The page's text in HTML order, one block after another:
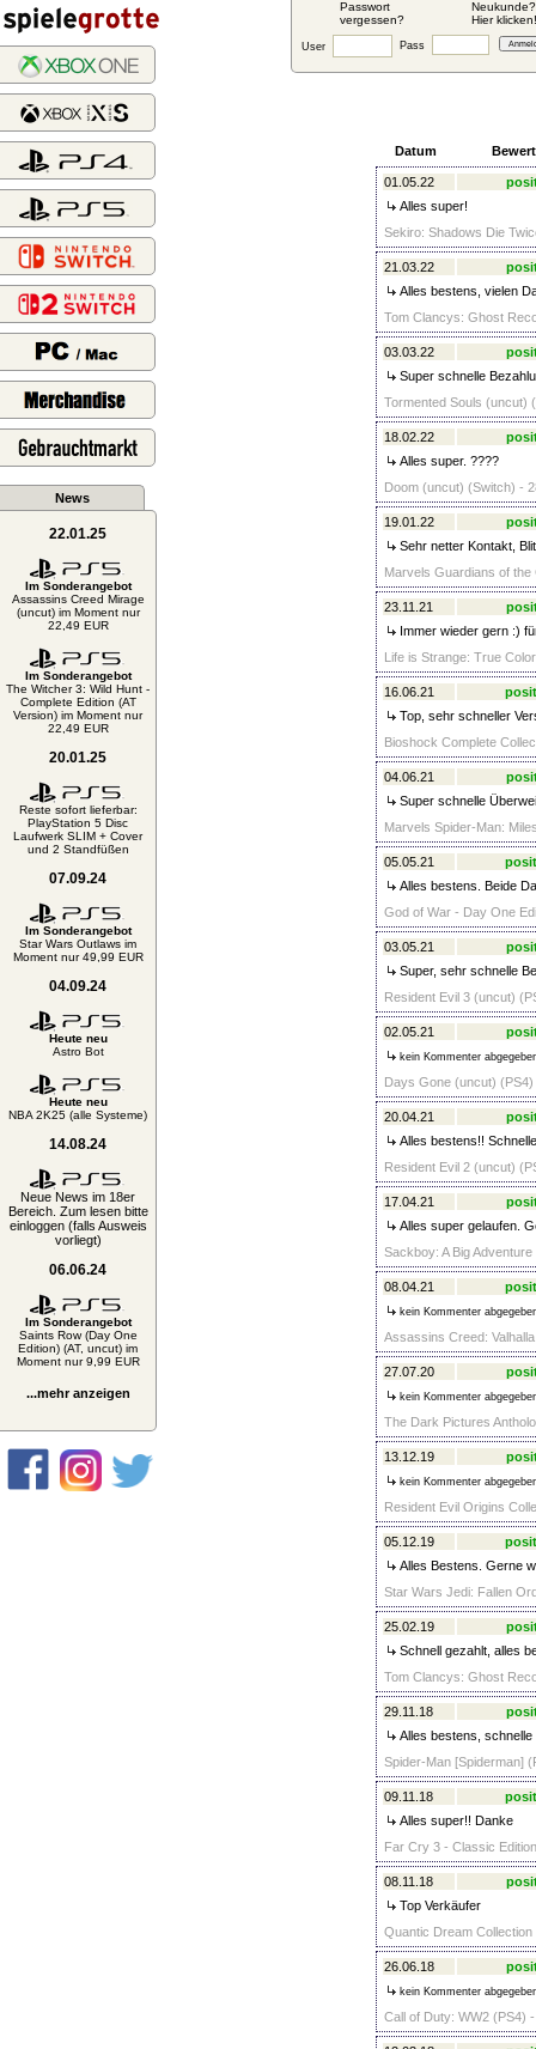
Passwort
vergessen?
Neukunde?
Hier klicken!
User Pass
News
22.01.25
Im Sonderangebot
Assassins Creed Mirage
(uncut) im Moment nur
22,49 EUR
Im Sonderangebot
The Witcher 3: Wild Hunt -
Complete Edition (AT
Version) im Moment nur
22,49 EUR
20.01.25
Reste sofort lieferbar:
PlayStation 5 Disc
Laufwerk SLIM + Cover
und 2 Standfüßen
07.09.24
Im Sonderangebot
Star Wars Outlaws im
Moment nur 49,99 EUR
04.09.24
Heute neu
Astro Bot
Heute neu
NBA 2K25 (alle Systeme)
14.08.24
Neue News im 18er
Bereich. Zum lesen bitte
einloggen (falls Ausweis
vorliegt)
06.06.24
Im Sonderangebot
Saints Row (Day One
Edition) (AT, uncut) im
Moment nur 9,99 EUR
...mehr anzeigen
Datum
01.05.22
Alles super!
Sekiro: Shadows Die
21.03.22
Alles bestens, vielen
Tom Clancys: Ghost
03.03.22
Super schnelle
Tormented Souls (uncut)
18.02.22
Alles super. ????
Doom (uncut) (Switch) -
19.01.22
Sehr netter Kontakt,
Marvels Guardians of
23.11.21
Immer wieder gern :)
Life is Strange: True
16.06.21
Top, sehr schneller
Bioshock Complete
04.06.21
Super schnelle
Marvels Spider-Man:
05.05.21
Alles bestens. Beide
God of War - Day One
03.05.21
Super, sehr schnelle
Resident Evil 3 (uncut)
02.05.21
kein Kommenter
Days Gone (uncut)
20.04.21
Alles bestens!!
Resident Evil 2 (uncut)
17.04.21
Alles super gelaufen.
Sackboy: A Big
08.04.21
kein Kommenter
Assassins Creed:
27.07.20
kein Kommenter
The Dark Pictures
13.12.19
kein Kommenter
Resident Evil Origins
05.12.19
Alles Bestens. Gerne
Star Wars Jedi: Fallen
25.02.19
Schnell gezahlt, alles
Tom Clancys: Ghost
29.11.18
Alles bestens,
Spider-Man [Spiderman]
09.11.18
Alles super!! Danke
Far Cry 3 - Classic
08.11.18
Top Verkäufer
Quantic Dream
26.06.18
kein Kommenter
Call of Duty: WW2 (PS4)